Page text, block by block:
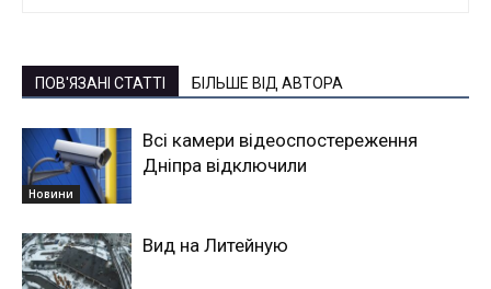
ПОВ'ЯЗАНІ СТАТТІ БІЛЬШЕ ВІД АВТОРА
Новини
Всі камери відеоспостереження
Дніпра відключили
Вид на Литейную